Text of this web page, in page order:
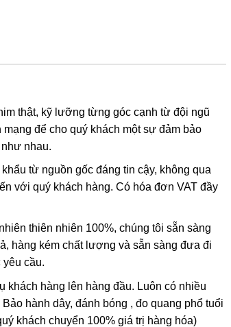
, cairngorm của ngành kim hoàn đá quý
xu hướng bị mất màu khi bị lộ ra mặt đất.
học và vật lý đều rất giống với ametit tự
nghiệm đá quý học cao cấp tốn kém. Thử
của thạch anh sinh đôi, khi đó cấu trúc
sử dụng để xác định ametit tổng hợp sẽ
tổng hợp này nhưng khó mà tạo ra được
thật, kỹ lưỡng từng góc cạnh từ đội ngũ
để cho quý khách một sự đảm bảo
nhau.
từ nguồn gốc đáng tin cậy, không qua
với quý khách hàng. Có hóa đơn VAT đầy
thiên nhiên 100%, chúng tôi sẵn sàng
hàng kém chất lượng và sẵn sàng đưa đi
cầu.
khách hàng lên hàng đầu. Luôn có nhiều
hành dây, đánh bóng , đo quang phổ tuổi
khách chuyển 100% giá trị hàng hóa)